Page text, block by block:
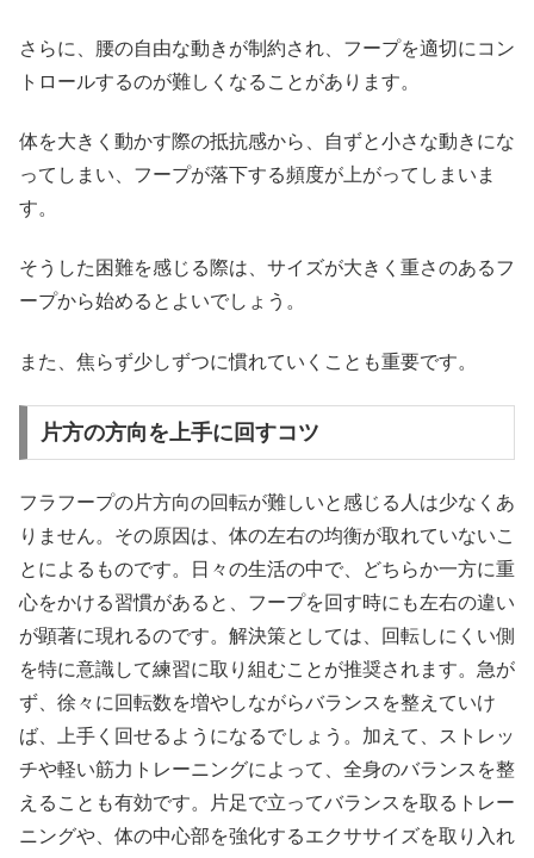
さらに、腰の自由な動きが制約され、フープを適切にコン
トロールするのが難しくなることがあります。
体を大きく動かす際の抵抗感から、自ずと小さな動きにな
ってしまい、フープが落下する頻度が上がってしまいま
す。
そうした困難を感じる際は、サイズが大きく重さのあるフ
ープから始めるとよいでしょう。
また、焦らず少しずつに慣れていくことも重要です。
片方の方向を上手に回すコツ
フラフープの片方向の回転が難しいと感じる人は少なくあ
りません。その原因は、体の左右の均衡が取れていないこ
とによるものです。日々の生活の中で、どちらか一方に重
心をかける習慣があると、フープを回す時にも左右の違い
が顕著に現れるのです。解決策としては、回転しにくい側
を特に意識して練習に取り組むことが推奨されます。急が
ず、徐々に回転数を増やしながらバランスを整えていけ
ば、上手く回せるようになるでしょう。加えて、ストレッ
チや軽い筋力トレーニングによって、全身のバランスを整
えることも有効です。片足で立ってバランスを取るトレー
ニングや、体の中心部を強化するエクササイズを取り入れ